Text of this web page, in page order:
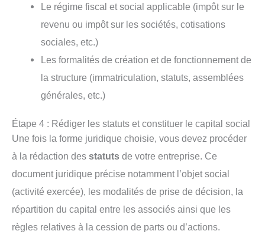
Le régime fiscal et social applicable (impôt sur le
revenu ou impôt sur les sociétés, cotisations
sociales, etc.)
Les formalités de création et de fonctionnement de
la structure (immatriculation, statuts, assemblées
générales, etc.)
Étape 4 : Rédiger les statuts et constituer le capital social
Une fois la forme juridique choisie, vous devez procéder
à la rédaction des statuts de votre entreprise. Ce
document juridique précise notamment l’objet social
(activité exercée), les modalités de prise de décision, la
répartition du capital entre les associés ainsi que les
règles relatives à la cession de parts ou d’actions.